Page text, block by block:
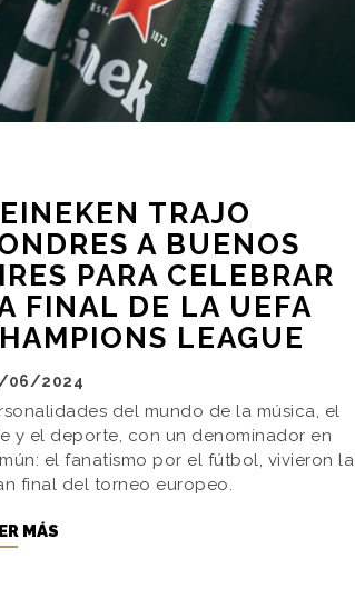
TRAJO
A BUENOS
PARA CELEBRAR
FINAL DE LA UEFA
LEAGUE
06/2024
del mundo de la música, el
y el deporte, con un denominador en
el fanatismo por el fútbol, vivieron la
final del torneo europeo.
MÁS